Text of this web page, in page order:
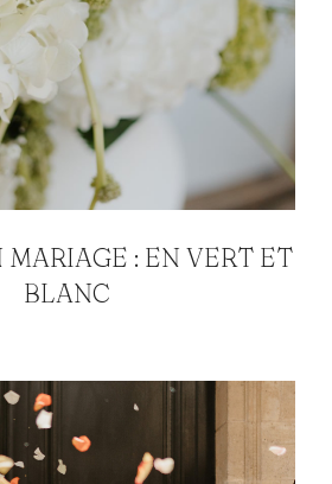
: EN VERT ET
BLANC